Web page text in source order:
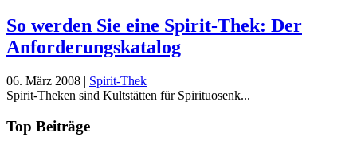
So werden Sie eine Spirit-Thek: Der
Anforderungskatalog
06. März 2008 | Spirit-Thek
Spirit-Theken sind Kultstätten für Spirituosenk...
Top Beiträge